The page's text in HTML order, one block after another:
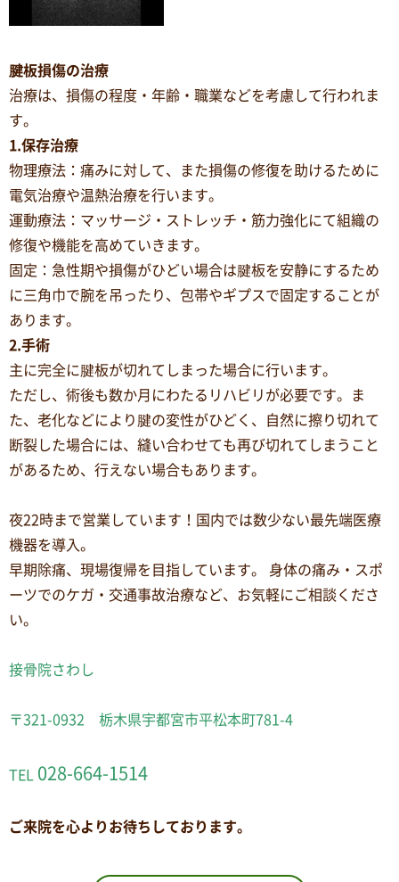
腱板損傷の治療
治療は、損傷の程度・年齢・職業などを考慮して行われま
す。
1.保存治療
物理療法：痛みに対して、また損傷の修復を助けるために
電気治療や温熱治療を行います。
運動療法：マッサージ・ストレッチ・筋力強化にて組織の
修復や機能を高めていきます。
固定：急性期や損傷がひどい場合は腱板を安静にするため
に三角巾で腕を吊ったり、包帯やギプスで固定することが
あります。
2.手術
主に完全に腱板が切れてしまった場合に行います。
ただし、術後も数か月にわたるリハビリが必要です。ま
た、老化などにより腱の変性がひどく、自然に擦り切れて
断裂した場合には、縫い合わせても再び切れてしまうこと
があるため、行えない場合もあります。
夜22時まで営業しています！国内では数少ない最先端医療
機器を導入。
早期除痛、現場復帰を目指しています。 身体の痛み・スポ
ーツでのケガ・交通事故治療など、お気軽にご相談くださ
い。
接骨院さわし
〒321-0932 栃木県宇都宮市平松本町781-4
TEL 028-664-1514
ご来院を心よりお待ちしております。